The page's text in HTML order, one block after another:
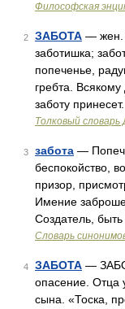
Философская
2 ЗАБОТА — жен.
заботишка;
попеченье,
гребта.
заботу
Толковый словарь
3 забота —
беспокойство,
призор,
Имение
Создатель,
Словарь
4 ЗАБОТА —
опасение. Отца
сына. «Тоска,